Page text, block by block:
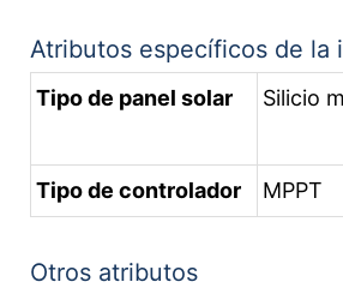
Atributos específicos de la
Tipo de panel solar Silicio
Tipo de controlador MPPT
Otros atributos